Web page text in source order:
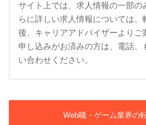
サイト上では、求人情報の一部の
らに詳しい求人情報については
後、キャリアアドバイザーよりご
申し込みがお済みの方は、電話、
い合わせください。
Web職・ゲーム業界の